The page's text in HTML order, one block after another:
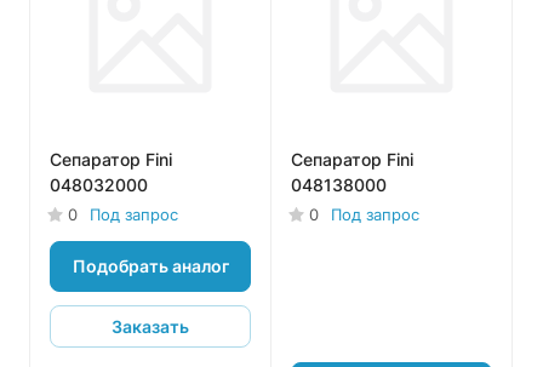
Сепаратор Fini
048032000
0 Под запрос
Подобрать аналог
Заказать
Сепаратор Fini
048138000
0 Под запрос